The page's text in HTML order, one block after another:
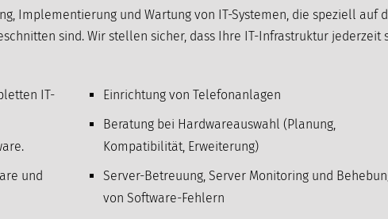
Implementierung und Wartung von IT-Systemen, die speziell auf
sind. Wir stellen sicher, dass Ihre IT-Infrastruktur jederzeit
IT-
und
Einrichtung von Telefonanlagen
Beratung bei Hardwareauswahl (Planung,
Kompatibilität, Erweiterung)
Server-Betreuung, Server Monitoring und
von Software-Fehlern